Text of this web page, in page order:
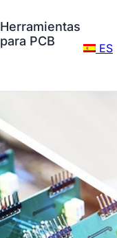
Herramientas
para PCB
ES